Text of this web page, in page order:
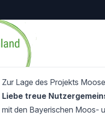
Zur Lage des Projekts
Liebe treue
mit den Bayerischen Moos-